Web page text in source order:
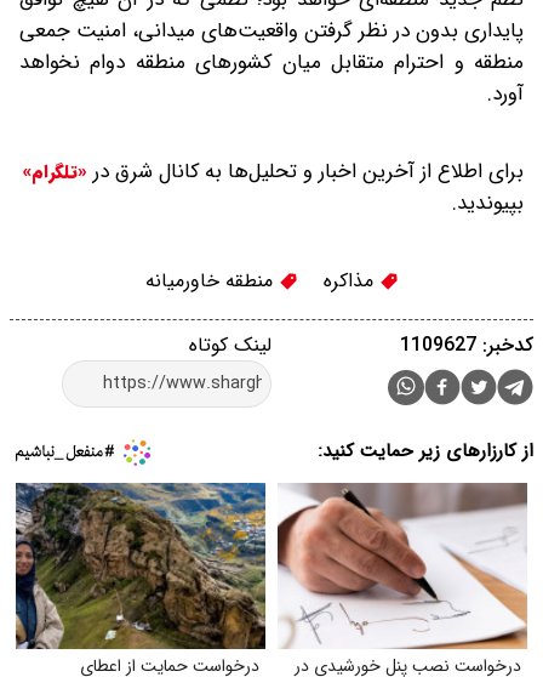
پایداری بدون در نظر گرفتن واقعیت‌های میدانی، امنیت جمعی
منطقه و احترام متقابل میان کشورهای منطقه دوام نخواهد
آورد.
برای اطلاع از آخرین اخبار و تحلیل‌ها به کانال شرق در «تلگرام»
بپیوندید.
مذاکره منطقه خاورمیانه
لینک کوتاه کدخبر: 1109627
از کارزارهای زیر حمایت کنید:
درخواست نصب پنل خورشیدی در
درخواست حمایت از اعطای